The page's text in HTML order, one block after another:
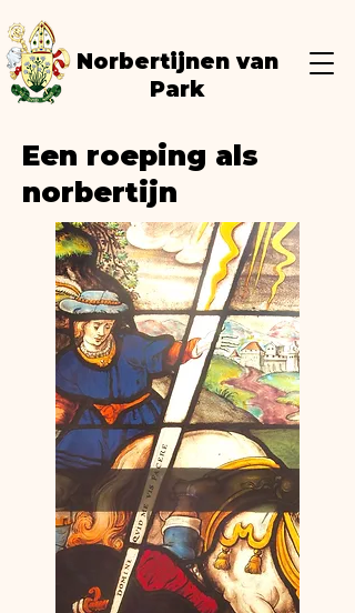
Norbertijnen van
Park
Een roeping als
norbertijn